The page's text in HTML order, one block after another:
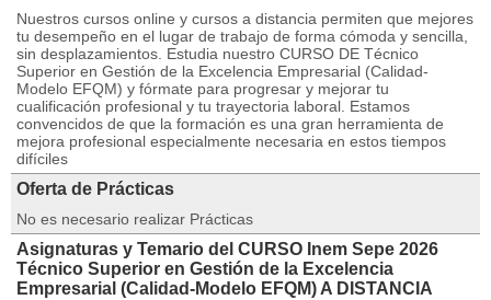
Nuestros cursos online y cursos a distancia permiten que mejores
tu desempeño en el lugar de trabajo de forma cómoda y sencilla,
sin desplazamientos. Estudia nuestro CURSO DE Técnico
Superior en Gestión de la Excelencia Empresarial (Calidad-
Modelo EFQM) y fórmate para progresar y mejorar tu
cualificación profesional y tu trayectoria laboral. Estamos
convencidos de que la formación es una gran herramienta de
mejora profesional especialmente necesaria en estos tiempos
difíciles
Oferta de Prácticas
No es necesario realizar Prácticas
Asignaturas y Temario del CURSO Inem Sepe 2026
Técnico Superior en Gestión de la Excelencia
Empresarial (Calidad-Modelo EFQM) A DISTANCIA